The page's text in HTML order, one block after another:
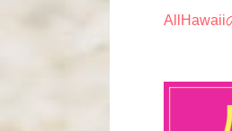
AllHawaii